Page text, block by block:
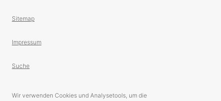
Sitemap
Impressum
Suche
Wir verwenden Cookies und Analysetools, um die